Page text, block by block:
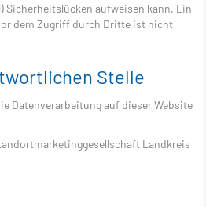
Sicherheitslücken aufweisen kann. Ein
dem Zugriff durch Dritte ist nicht
Stelle
Datenverarbeitung auf dieser Website
Landkreis